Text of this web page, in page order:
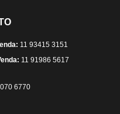
11 93415 3151
11 91986 5617
6770